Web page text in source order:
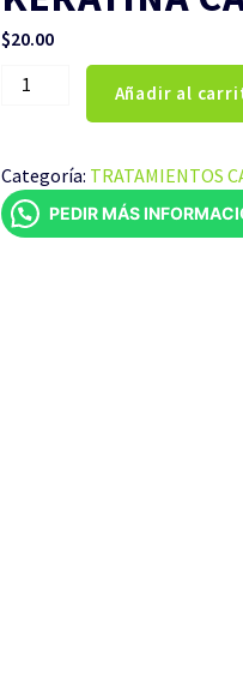
$20.00
KERATINA
270ML
cantidad
Añadir al
Categoría: TRATAMIENTOS
PEDIR MÁS